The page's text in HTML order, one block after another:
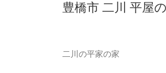
豊橋市 二川 平屋
二川の平家の家